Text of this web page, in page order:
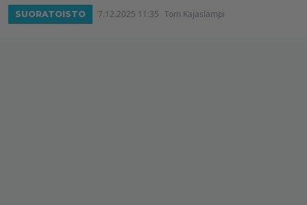
SUORATOISTO 7.12.2025 11:35 Tom Kajaslampi